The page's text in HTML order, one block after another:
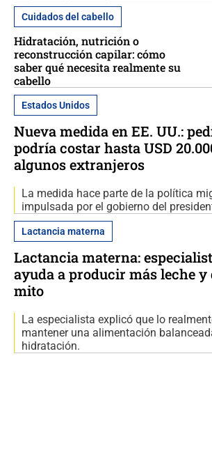
Cuidados del cabello
Hidratación, nutrición o
reconstrucción capilar: cómo
saber qué necesita realmente su
cabello
Estados Unidos
Nueva medida en EE. UU.:
podría costar hasta USD
algunos extranjeros
La medida hace parte de la política
impulsada por el gobierno del
Lactancia materna
Lactancia materna:
ayuda a producir más leche y
mito
La especialista explicó que lo
mantener una alimentación
hidratación.